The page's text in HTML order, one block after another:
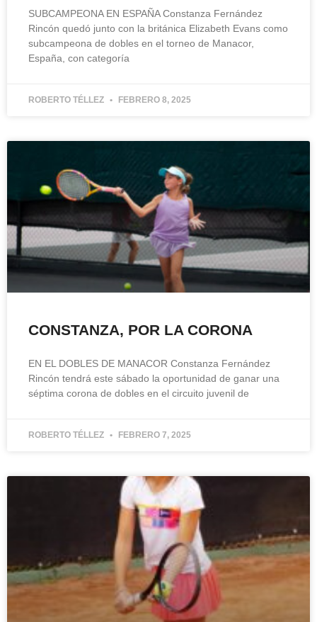
SUBCAMPEONA EN ESPAÑA Constanza Fernández
Rincón quedó junto con la británica Elizabeth Evans como
subcampeona de dobles en el torneo de Manacor,
España, con categoría
ROBERTO TÉLLEZ FEBRERO 8, 2025
CONSTANZA, POR LA CORONA
EN EL DOBLES DE MANACOR Constanza Fernández
Rincón tendrá este sábado la oportunidad de ganar una
séptima corona de dobles en el circuito juvenil de
ROBERTO TÉLLEZ FEBRERO 7, 2025